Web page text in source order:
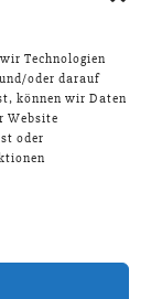
Technologien
oder darauf
können wir Daten
Website
oder